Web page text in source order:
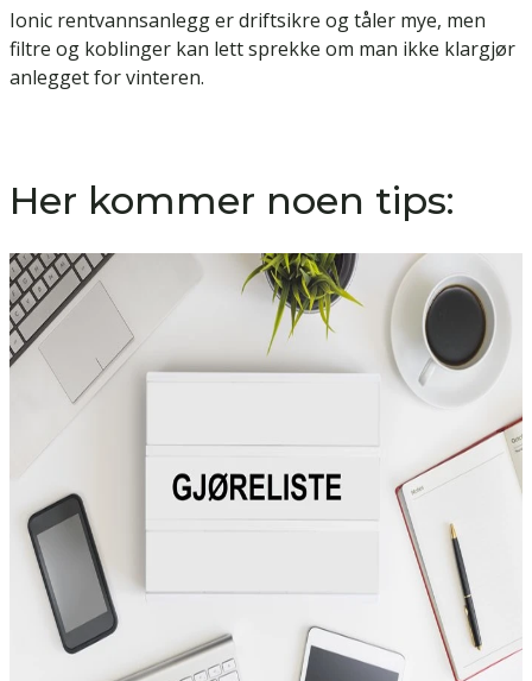
Ionic rentvannsanlegger driftsikre og tåler mye, men
filtre og koblinger kan lett sprekke om man ikke klargjør
anlegget for vinteren.
Her kommer noen tips: